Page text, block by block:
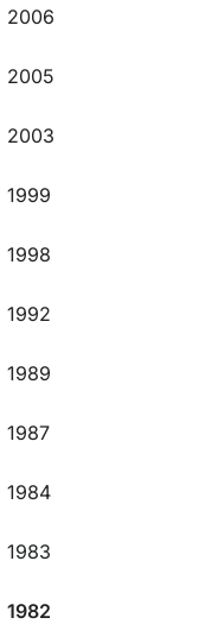
2006
2005
2003
1999
1998
1992
1989
1987
1984
1983
1982